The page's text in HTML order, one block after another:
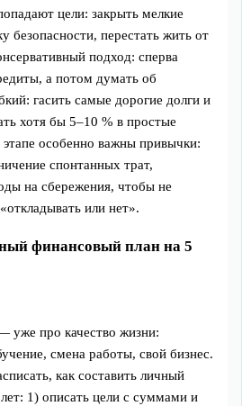
цели: закрыть мелкие
безопасности, перестать жить от
подход: сперва
а потом думать об
гасить самые дорогие долги и
хотя бы 5–10 % в простые
особенно важны привычки:
спонтанных трат,
на сбережения, чтобы не
или нет».
финансовый план на 5
уже про качество жизни:
смена работы, свой бизнес.
как составить личный
1) описать цели с суммами и